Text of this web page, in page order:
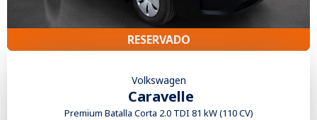
RESERVADO
Volkswagen
Caravelle
Premium Batalla Corta 2.0 TDI 81 kW (110 CV)